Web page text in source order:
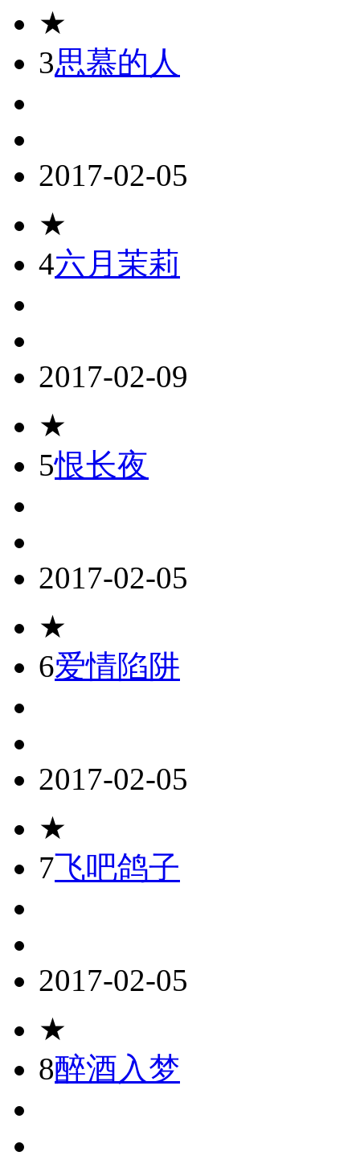
★
3思慕的人
2017-02-05
★
4六月茉莉
2017-02-09
★
5恨长夜
2017-02-05
★
6爱情陷阱
2017-02-05
★
7飞吧鸽子
2017-02-05
★
8醉酒入梦